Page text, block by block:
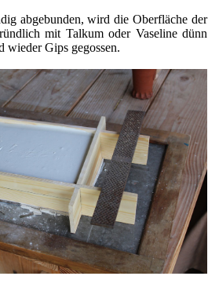
abgebunden, wird die Oberfläche der
mit Talkum oder Vaseline dünn
wieder Gips gegossen.